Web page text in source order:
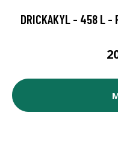
DRICKAKYL - 458 L -